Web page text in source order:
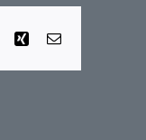
PinterestXing E-